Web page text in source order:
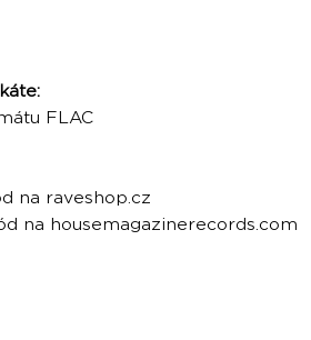
FLAC
na raveshop.cz
na housemagazinerecords.com